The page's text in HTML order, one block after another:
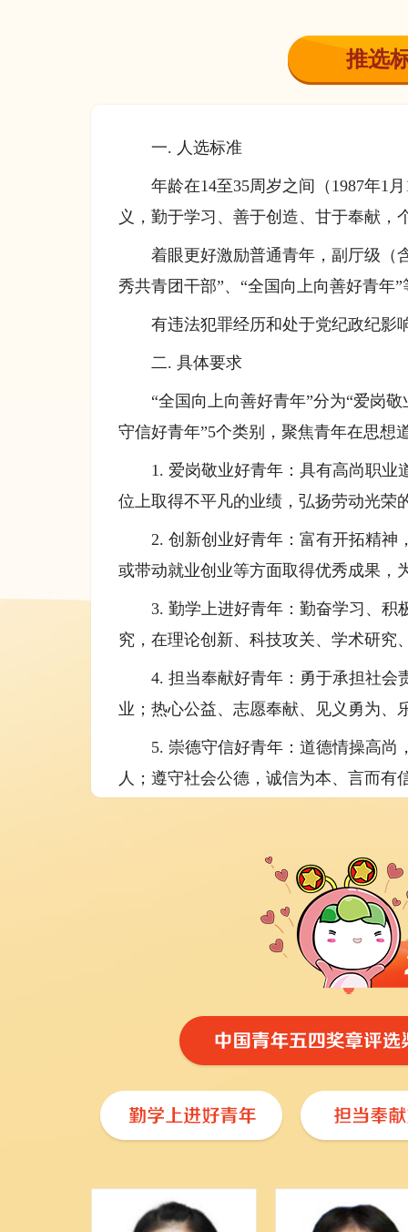
推选
一. 人选标准
年龄在14至35周岁之间（1987年1
义，勤于学习、善于创造、甘于奉献
着眼更好激励普通青年，副厅级（
秀共青团干部”、“全国向上向善好青年
有违法犯罪经历和处于党纪政纪影
二. 具体要求
“全国向上向善好青年”分为“爱岗
守信好青年”5个类别，聚焦青年在思想
1. 爱岗敬业好青年：具有高尚职
位上取得不平凡的业绩，弘扬劳动光荣
2. 创新创业好青年：富有开拓精神
或带动就业创业等方面取得优秀成果，
3. 勤学上进好青年：勤奋学习、积
究，在理论创新、科技攻关、学术研究
4. 担当奉献好青年：勇于承担社会
业；热心公益、志愿奉献、见义勇为、
5. 崇德守信好青年：道德情操高
人；遵守社会公德，诚信为本、言而